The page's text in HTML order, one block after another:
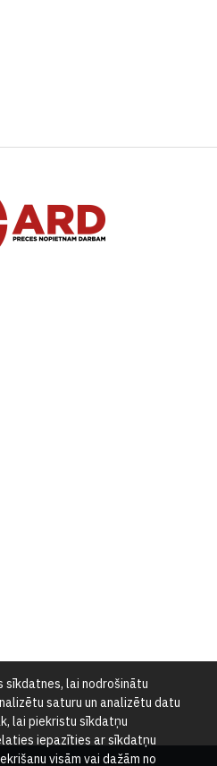
lai nodrošinātu
saturu un analizētu datu
lai piekristu sīkdatņu
iepazīties ar sīkdatņu
visām vai dažām no